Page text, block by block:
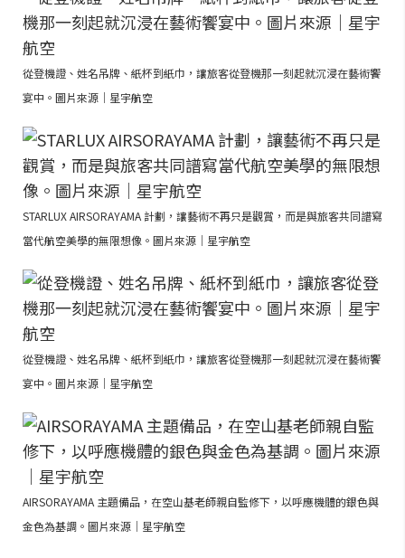
從登機證、姓名吊牌、紙杯到紙巾，讓旅客從登機那一刻起就沉浸在藝術饗
宴中。圖片來源｜星宇航空
STARLUX AIRSORAYAMA 計劃，讓藝術不再只是觀賞，而是與旅客共同譜寫
當代航空美學的無限想像。圖片來源｜星宇航空
從登機證、姓名吊牌、紙杯到紙巾，讓旅客從登機那一刻起就沉浸在藝術饗
宴中。圖片來源｜星宇航空
AIRSORAYAMA 主題備品，在空山基老師親自監修下，以呼應機體的銀色與
金色為基調。圖片來源｜星宇航空